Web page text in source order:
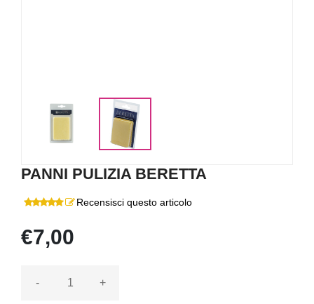
PANNI PULIZIA BERETTA
Recensisci questo articolo
€7,00
- +